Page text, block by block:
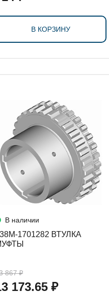
В КОРЗИНУ
В наличии
1701282 ВТУЛКА
867 ₽
173.65 ₽